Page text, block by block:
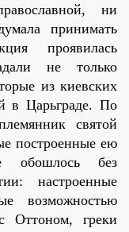
ни
принимать
проявилась
не только
из киевских
в Царьграде. По
святой
построенные ею
обошлось без
настроенные
возможностью
Оттоном, греки